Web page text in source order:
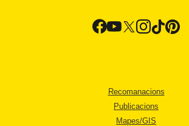
Recomanacions
Publicacions
Mapes/GIS